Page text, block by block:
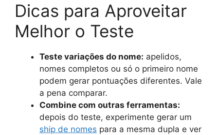
Dicas para Aproveitar
Melhor o Teste
Teste variações do nome: apelidos,
nomes completos ou só o primeiro nome
podem gerar pontuações diferentes. Vale
a pena comparar.
Combine com outras ferramentas:
depois do teste, experimente gerar um
ship de nomes para a mesma dupla e ver